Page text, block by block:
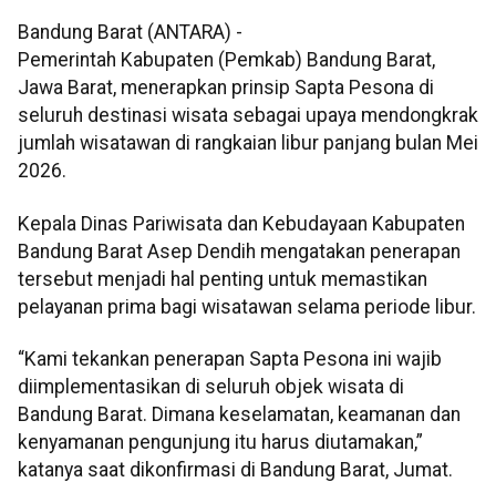
Bandung Barat (ANTARA) -
Pemerintah Kabupaten (Pemkab) Bandung Barat,
Jawa Barat, menerapkan prinsip Sapta Pesona di
seluruh destinasi wisata sebagai upaya mendongkrak
jumlah wisatawan di rangkaian libur panjang bulan Mei
2026.
Kepala Dinas Pariwisata dan Kebudayaan Kabupaten
Bandung Barat Asep Dendih mengatakan penerapan
tersebut menjadi hal penting untuk memastikan
pelayanan prima bagi wisatawan selama periode libur.
“Kami tekankan penerapan Sapta Pesona ini wajib
diimplementasikan di seluruh objek wisata di
Bandung Barat. Dimana keselamatan, keamanan dan
kenyamanan pengunjung itu harus diutamakan,”
katanya saat dikonfirmasi di Bandung Barat, Jumat.